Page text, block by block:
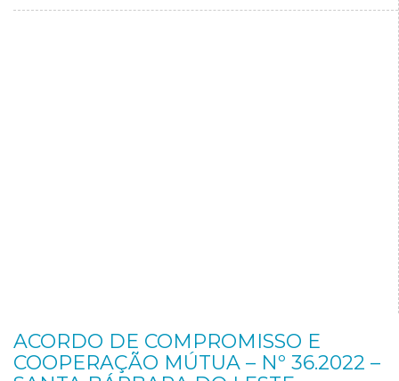
ACORDO DE COMPROMISSO E
COOPERAÇÃO MÚTUA – Nº 36.2022 –